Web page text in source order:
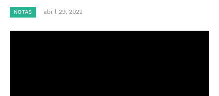
NOTAS abril 29, 2022